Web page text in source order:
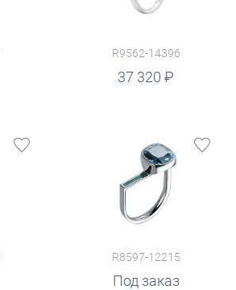
R9562-14396
37 320
R8597-12215
Под заказ